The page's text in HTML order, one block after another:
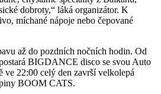
dobroty,“ láká organizátor. K
míchané nápoje nebo čepované
až do pozdních nočních hodin. Od
BIGDANCE disco se svou Auto
ve 22:00 celý den završí velkolepá
BOOM CATS.